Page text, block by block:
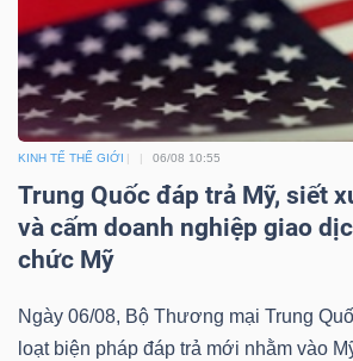
KINH TẾ THẾ GIỚI 06/08 10:55
Trung Quốc đáp trả Mỹ, siết
và cấm doanh nghiệp giao
chức Mỹ
Ngày 06/08, Bộ Thương mại Trung
loạt biện pháp đáp trả mới nhằm vào
TIỆN
ÍCH
BẤT
SẢN